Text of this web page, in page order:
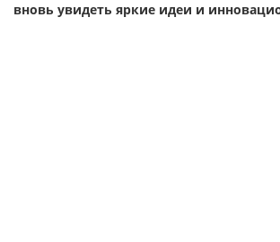
вновь увидеть яркие идеи и